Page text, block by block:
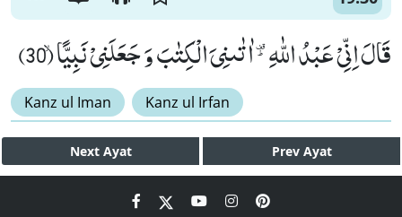
قَالَ اِنِّیْ عَبْدُ اللّٰهِ ﳴ اٰتٰىنِیَ الْكِتٰبَ وَ جَعَلَنِیْ نَبِیًّاۙ (30)
Kanz ul Iman Kanz ul Irfan
Next Ayat Prev Ayat